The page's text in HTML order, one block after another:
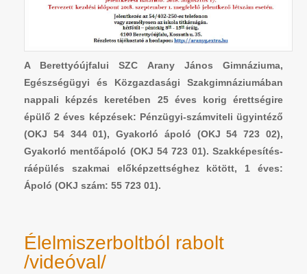
A Berettyóújfalui SZC Arany János Gimnáziuma,
Egészségügyi és Közgazdasági Szakgimnáziumában
nappali képzés keretében 25 éves korig érettségire
épülő 2 éves képzések: Pénzügyi-számviteli ügyintéző
(OKJ 54 344 01), Gyakorló ápoló (OKJ 54 723 02),
Gyakorló mentőápoló (OKJ 54 723 01). Szakképesítés-
ráépülés szakmai előképzettséghez kötött, 1 éves:
Ápoló (OKJ szám: 55 723 01).
Élelmiszerboltból rabolt
/videóval/